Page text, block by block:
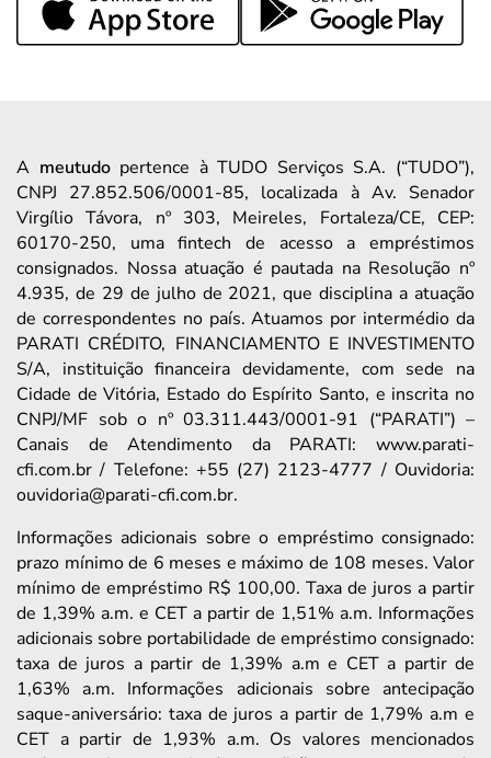
A meutudopertence à TUDO Serviços S.A. (“TUDO”),
CNPJ 27.852.506/0001-85, localizada à Av. Senador
Virgílio Távora, nº 303, Meireles, Fortaleza/CE, CEP:
60170-250, uma fintech de acesso a empréstimos
consignados. Nossa atuação é pautada na Resolução nº
4.935, de 29 de julho de 2021, que disciplina a atuação
de correspondentes no país. Atuamos por intermédio da
PARATI CRÉDITO, FINANCIAMENTO E INVESTIMENTO
S/A, instituição financeira devidamente, com sede na
Cidade de Vitória, Estado do Espírito Santo, e inscrita no
CNPJ/MF sob o nº 03.311.443/0001-91 (“PARATI”) –
Canais de Atendimento da PARATI: www.parati-
cfi.com.br / Telefone: +55 (27) 2123-4777 / Ouvidoria:
ouvidoria@parati-cfi.com.br.
Informações adicionais sobre o empréstimo consignado:
prazo mínimo de 6 meses e máximo de 108 meses. Valor
mínimo de empréstimo R$ 100,00. Taxa de juros a partir
de 1,39% a.m. e CET a partir de 1,51% a.m. Informações
adicionais sobre portabilidade de empréstimo consignado:
taxa de juros a partir de 1,39% a.m e CET a partir de
1,63% a.m. Informações adicionais sobre antecipação
saque-aniversário: taxa de juros a partir de 1,79% a.m e
CET a partir de 1,93% a.m. Os valores mencionados